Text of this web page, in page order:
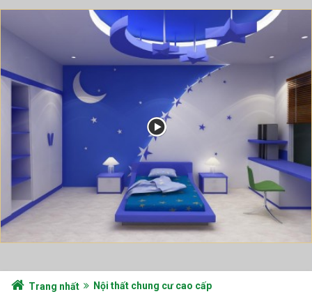
Trang nhất Nội thất chung cư cao cấp